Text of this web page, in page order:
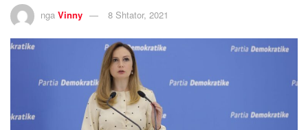
nga Vinny 8 Shtator, 2021